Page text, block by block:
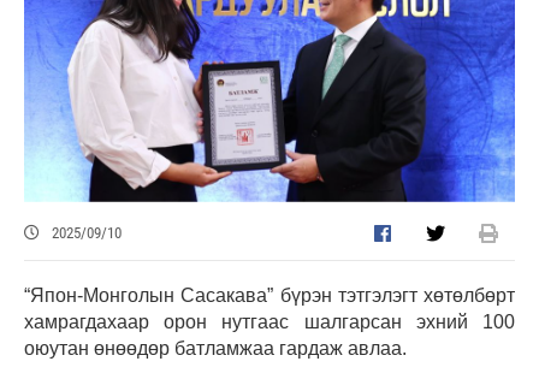
2025/09/10
“Япон-Монголын Сасакава” бүрэн тэтгэлэгт хөтөлбөрт
хамрагдахаар орон нутгаас шалгарсан эхний 100
оюутан өнөөдөр батламжаа гардаж авлаа.